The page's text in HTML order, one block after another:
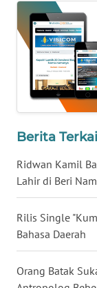
Berita
Ridwan Kamil
Lahir di Beri
Rilis Single
Bahasa Daerah
Orang Batak
WN
SERAMBI
WN
JAMBI
SULTRA
WN
SULTENG
WN